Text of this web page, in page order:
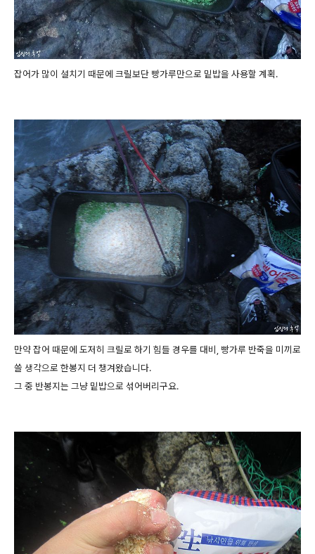
잡어가 많이 설치기 때문에 크릴보단 빵가루만으로 밑밥을 사용할 계획.
만약 잡어 때문에 도저히 크릴로 하기 힘들 경우를 대비, 빵가루 반죽을 미끼로
쓸 생각으로 한봉지 더 챙겨왔습니다.
그 중 반봉지는 그냥 밑밥으로 섞어버리구요.